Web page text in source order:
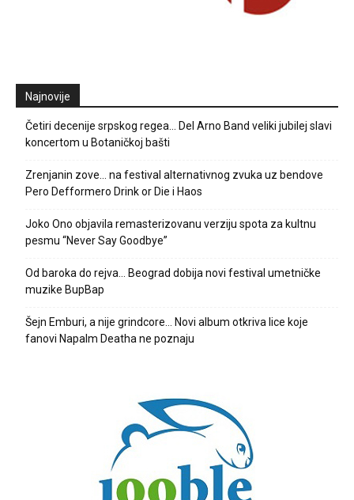
Najnovije
Četiri decenije srpskog regea… Del Arno Band veliki jubilej slavi
koncertom u Botaničkoj bašti
Zrenjanin zove… na festival alternativnog zvuka uz bendove
Pero Defformero Drink or Die i Haos
Joko Ono objavila remasterizovanu verziju spota za kultnu
pesmu “Never Say Goodbye”
Od baroka do rejva… Beograd dobija novi festival umetničke
muzike BupBap
Šejn Emburi, a nije grindcore… Novi album otkriva lice koje
fanovi Napalm Deatha ne poznaju